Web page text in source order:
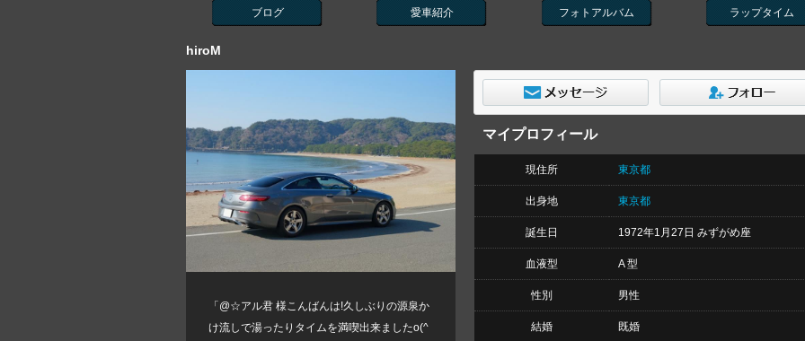
ブログ 愛車紹介 フォトアルバム ラップタイム
hiroM
「@☆アル君 様こんばんは!久しぶりの源泉か
け流しで湯ったりタイムを満喫出来ましたo(^
マイプロフィール
現住所 東京都
出身地 東京都
誕生日 1972年1月27日 みずがめ座
血液型 A 型
性別 男性
結婚 既婚